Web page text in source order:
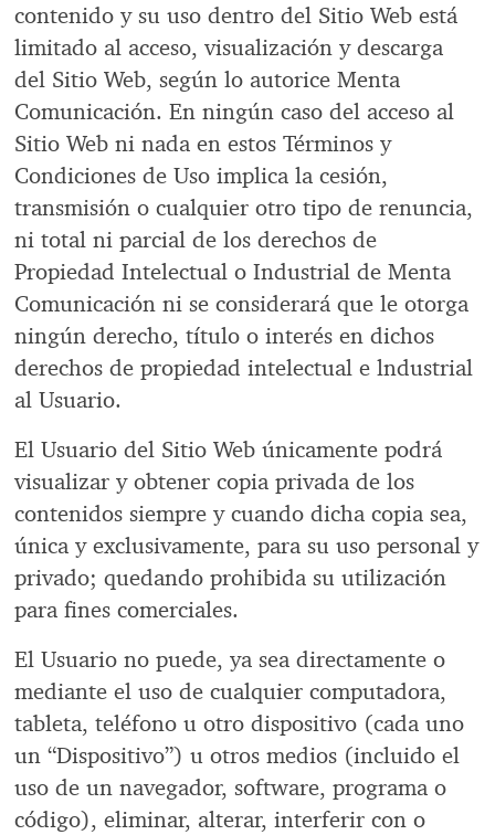
contenido y su uso dentro del Sitio Web está
limitado al acceso, visualización y descarga
del Sitio Web, según lo autorice Menta
Comunicación. En ningún caso del acceso al
Sitio Web ni nada en estos Términos y
Condiciones de Uso implica la cesión,
transmisión o cualquier otro tipo de renuncia,
ni total ni parcial de los derechos de
Propiedad Intelectual o Industrial de Menta
Comunicación ni se considerará que le otorga
ningún derecho, título o interés en dichos
derechos de propiedad intelectual e lndustrial
al Usuario.
El Usuario del Sitio Web únicamente podrá
visualizar y obtener copia privada de los
contenidos siempre y cuando dicha copia sea,
única y exclusivamente, para su uso personal y
privado; quedando prohibida su utilización
para fines comerciales.
El Usuario no puede, ya sea directamente o
mediante el uso de cualquier computadora,
tableta, teléfono u otro dispositivo (cada uno
un “Dispositivo”) u otros medios (incluido el
uso de un navegador, software, programa o
código), eliminar, alterar, interferir con o